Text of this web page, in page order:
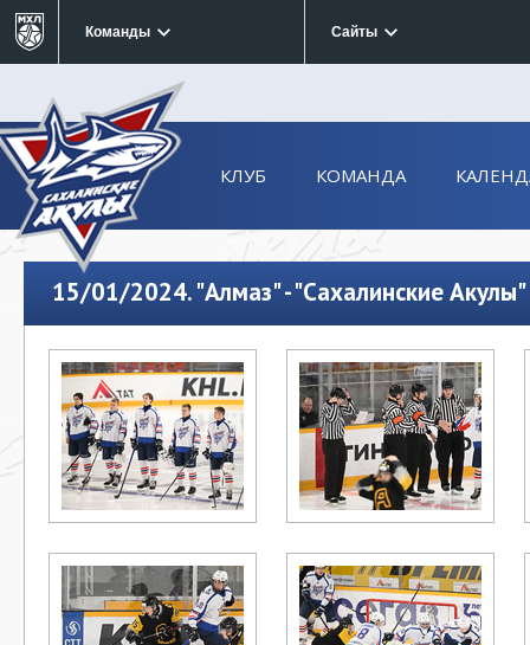
Команды Сайты
КЛУБ КОМАНДА
15/01/2024. "Алмаз" - "Сахалинские Акулы"